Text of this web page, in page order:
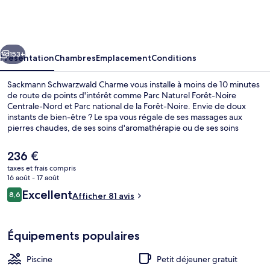
Suivant
153+
PrésentationChambresEmplacementConditions
Sackmann Schwarzwald Charme vous installe à moins de 10 minutes
de route de points d'intérêt comme Parc Naturel Forêt-Noire
Centrale-Nord et Parc national de la Forêt-Noire. Envie de doux
instants de bien-être ? Le spa vous régale de ses massages aux
pierres chaudes, de ses soins d'aromathérapie ou de ses soins
Schlossberg vous ouvre ses portes pour le dîner et vous propose
des spécialités Cuisine européenne moderne. Cet hôtel de luxe
abrite en outre une piscine couverte, une piscine extérieure et un
bar / salon. Les transports publics sont tout proches. Station S-Bahn
de Schwarzenberg se situe à seulement 3 min à pied.
Le
prix
actuel
est
de
236 €
taxes et frais compris
16 août - 17 août
Avis
voyageurs
8,68,6 sur 10
ExcellentAfficher 81 avis
Équipements populaires
Piscine
Petit déjeuner gratuit